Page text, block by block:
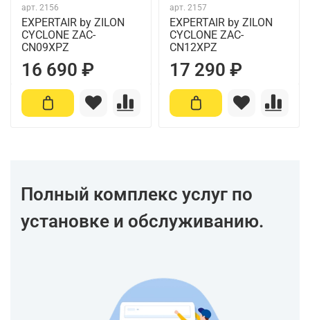
арт. 2156
EXPERTAIR by ZILON
CYCLONE ZAC-
CN09XPZ
16 690 ₽
арт. 2157
EXPERTAIR by ZILON
CYCLONE ZAC-
CN12XPZ
17 290 ₽
Полный комплекс услуг по
установке и обслуживанию.